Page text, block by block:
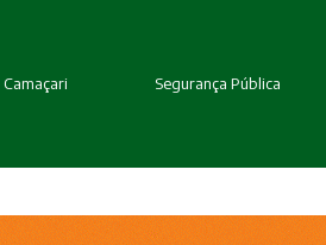
Camaçari Segurança Pública